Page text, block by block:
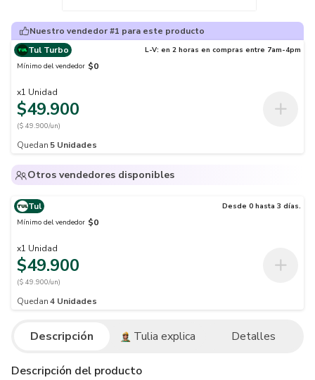
Nuestro vendedor #1 para este producto
Tul Turbo
L-V: en 2 horas en compras entre 7am-4pm
Mínimo del vendedor $0
x1 Unidad
$49.900
($ 49.900/un)
Quedan 5 Unidades
Otros vendedores disponibles
Tul
Desde 0 hasta 3 días.
Mínimo del vendedor $0
x1 Unidad
$49.900
($ 49.900/un)
Quedan4 Unidades
Descripción Tulia explica Detalles
Descripción del producto